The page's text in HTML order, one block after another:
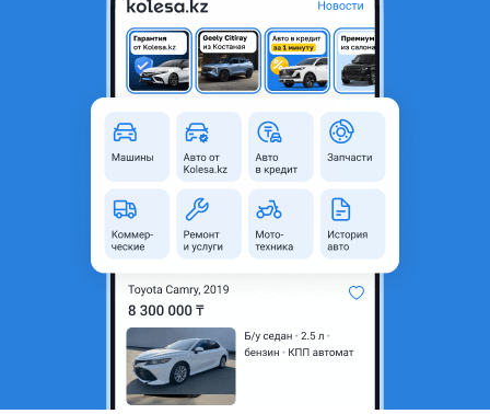
XCMG XE265C 2025 года
новая, без пробега
Астана, Акмолинская
область
Экскаватор
Дизель
Страна-производитель
Комментарий продавца
Цена указана в Юанях, в наличии есть все модели XCMG